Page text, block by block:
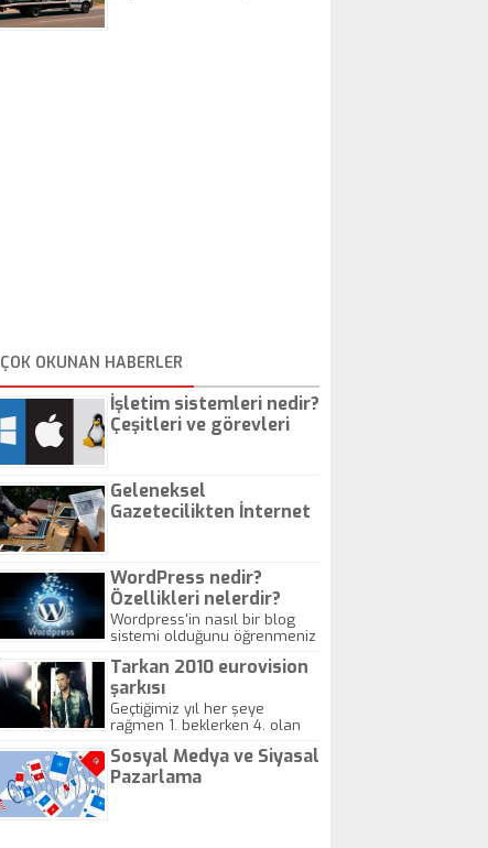
ÇOK OKUNAN HABERLER
İşletim sistemleri nedir?
Çeşitleri ve görevleri
Geleneksel
Gazetecilikten İnternet
WordPress nedir?
Özellikleri nelerdir?
Wordpress'in nasıl bir blog
sistemi olduğunu öğrenmeniz
Tarkan 2010 eurovision
şarkısı
Geçtiğimiz yıl her şeye
rağmen 1. beklerken 4. olan
gösterisinin bu yarışmada
önemli olmadığını anlamıştır.
Sosyal Medya ve Siyasal
Pazarlama